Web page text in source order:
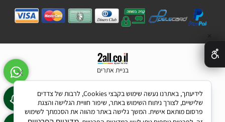
בניית אתרים
לידיעתך, באתרנו נעשה שימוש בקבצי Cookies, לרבות של צדדים
שלישיים, לצורך ניתוח השימוש באתר, שיפור חוויית הגלישה והצגת
פרסום מותאם אישית. המשך גלישה באתר מהווה את הסכמתך לשימוש